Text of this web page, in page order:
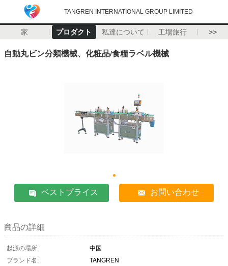
TANGREN INTERNATIONAL GROUP LIMITED
家 プロダクト 私達について 工場旅行 >>
自動丸ビン分類機械、化粧品/食糧ラベル機械
ベストプライス お問い合わせ
商品の詳細
起源の場所:
中国
ブランド名:
TANGREN